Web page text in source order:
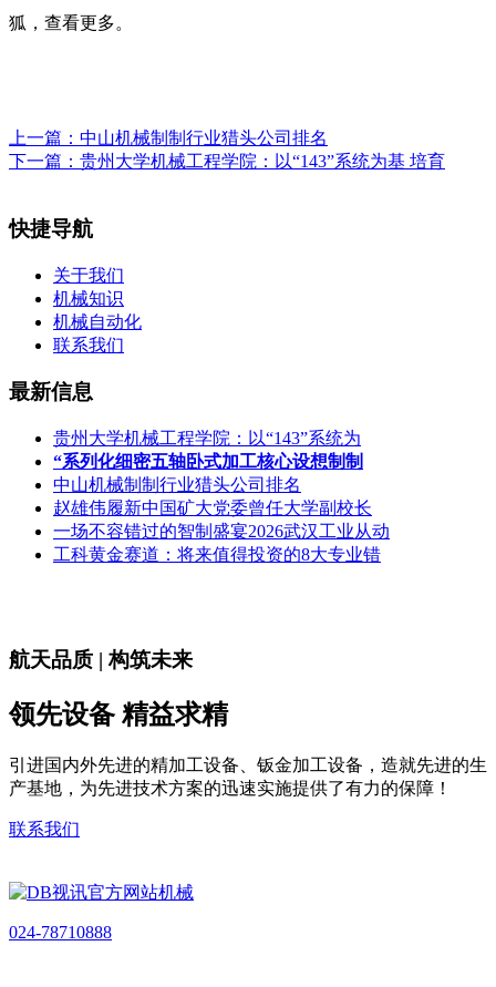
狐，查看更多。
上一篇： 中山机械制制行业猎头公司排名
下一篇： 贵州大学机械工程学院：以“143”系统为基 培育
快捷导航
关于我们
机械知识
机械自动化
联系我们
最新信息
贵州大学机械工程学院：以“143”系统为
“系列化细密五轴卧式加工核心设想制制
中山机械制制行业猎头公司排名
赵雄伟履新中国矿大党委曾任大学副校长
一场不容错过的智制盛宴2026武汉工业从动
工科黄金赛道：将来值得投资的8大专业错
航天品质 | 构筑未来
领先设备 精益求精
引进国内外先进的精加工设备、钣金加工设备，造就先进的生
产基地，为先进技术方案的迅速实施提供了有力的保障！
联系我们
024-78710888